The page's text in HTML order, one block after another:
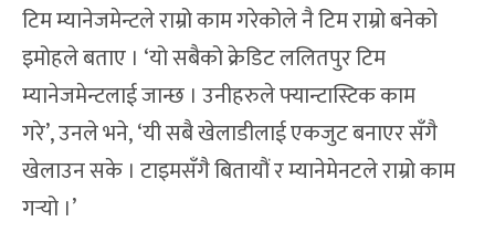
टिम म्यानेजमेन्टले राम्रो काम गरेकोले नै टिम राम्रो बनेको
इमोहले बताए । ‘यो सबैको क्रेडिट ललितपुर टिम
म्यानेजमेन्टलाई जान्छ । उनीहरुले फ्यान्टास्टिक काम
गरे’, उनले भने, ‘यी सबै खेलाडीलाई एकजुट बनाएर सँगै
खेलाउन सके । टाइमसँगै बितायौं र म्यानेमेनटले राम्रो काम
गर्‍यो ।’